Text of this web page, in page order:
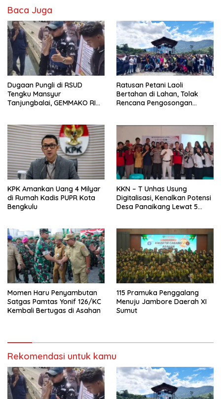
Baca Juga
Dugaan Pungli di RSUD
Tengku Mansyur
Tanjungbalai, GEMMAKO RI
Ratusan Petani Laoli
Bertahan di Lahan, Tolak
Rencana Pengosongan
KPK Amankan Uang 4 Milyar
di Rumah Kadis PUPR Kota
Bengkulu
KKN – T Unhas Usung
Digitalisasi, Kenalkan Potensi
Desa Panaikang Lewat 5
Momen Haru Penyambutan
Satgas Pamtas Yonif 126/KC
Kembali Bertugas di Asahan
115 Pramuka Penggalang
Menuju Jambore Daerah XI
Sumut
Rekomendasi untuk kamu